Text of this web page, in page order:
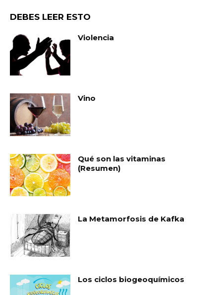
DEBES LEER ESTO
Violencia
Vino
Qué son las vitaminas
(Resumen)
La Metamorfosis de Kafka
Los ciclos biogeoquímicos